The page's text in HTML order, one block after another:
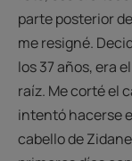
parte posterior
me resigné.
los 37 años, era
raíz. Me corté el
intentó hacerse
cabello de